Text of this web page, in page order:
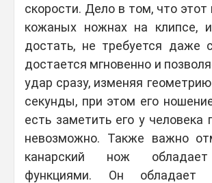
скорости. Дело в том, что
кожаных ножнах на клипсе,
достать, не требуется даже
достается мгновенно и
удар сразу, изменяя
секунды, при этом его
есть заметить его у человека
невозможно. Также важно
канарский нож
функциями. Он обладает